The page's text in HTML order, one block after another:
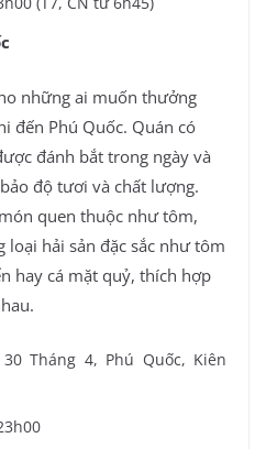
những ai muốn thưởng
đến Phú Quốc. Quán có
đánh bắt trong ngày và
độ tươi và chất lượng.
quen thuộc như tôm,
loại hải sản đặc sắc như tôm
hay cá mặt quỷ, thích hợp
Tháng 4, Phú Quốc, Kiên